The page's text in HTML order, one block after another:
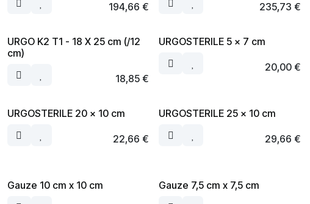
194,66 € 235,73 €
URGO K2 T1 - 18 X 25 cm (/12
cm)
18,85 €
URGOSTERILE 5 x 7 cm
20,00€
URGOSTERILE 20 x 10 cm
22,66 €
URGOSTERILE 25 x 10 cm
29,66 €
Gauze 10 cm x 10 cm Gauze 7,5 cm x 7,5 cm